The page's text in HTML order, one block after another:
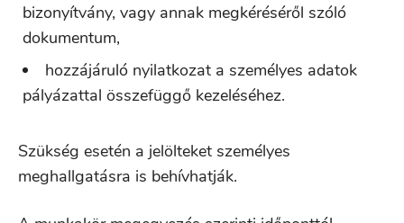
bizonyítvány, vagy annak megkéréséről szóló
dokumentum,
hozzájáruló nyilatkozat a személyes adatok
pályázattal összefüggő kezeléséhez.
Szükség esetén a jelölteket személyes
meghallgatásra is behívhatják.